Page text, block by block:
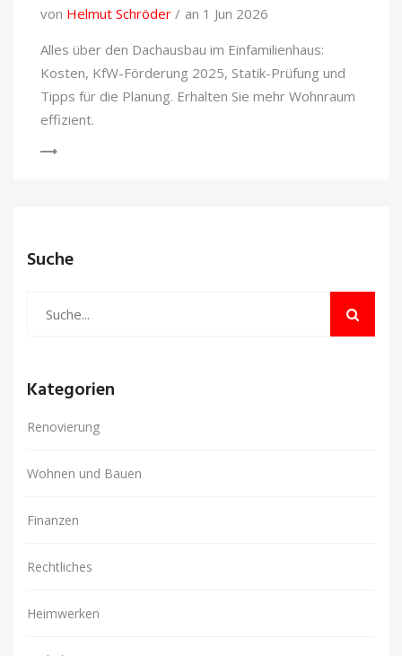
von Helmut Schröder
an 1 Jun 2026
Alles über den Dachausbau im Einfamilienhaus:
Kosten, KfW-Förderung 2025, Statik-Prüfung und
Tipps für die Planung. Erhalten Sie mehr Wohnraum
effizient.
Suche
Kategorien
Renovierung
Wohnen und Bauen
Finanzen
Rechtliches
Heimwerken